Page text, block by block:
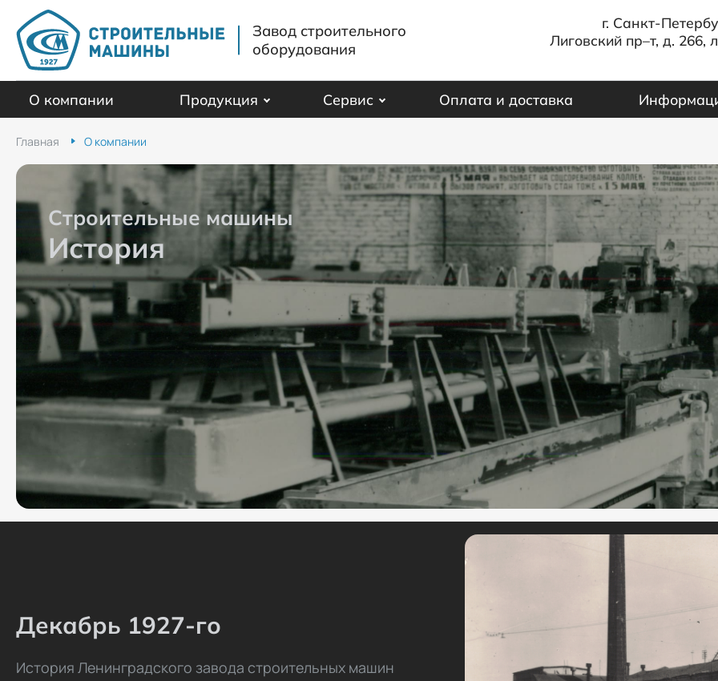
Завод строительного
оборудования
г. Санкт-
Лиговский пр–т, д. 266,
О компании Продукция Сервис Оплата и доставка
Главная О компании
Строительные машины
История
Декабрь 1927-го
История Ленинградского завода строительных машин